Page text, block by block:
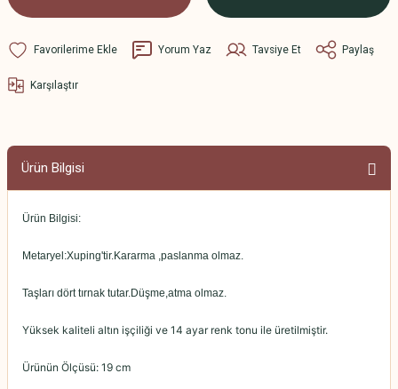
Yorum Yaz Tavsiye Et Paylaş
Karşılaştır
Ürün Bilgisi
Ürün Bilgisi:
Metaryel:Xuping'tir.Kararma ,paslanma olmaz.
Taşları dört tırnak tutar.Düşme,atma olmaz.
Yüksek kaliteli altın işçiliği ve 14 ayar renk tonu ile üretilmiştir.
Ürünün Ölçüsü: 19 cm